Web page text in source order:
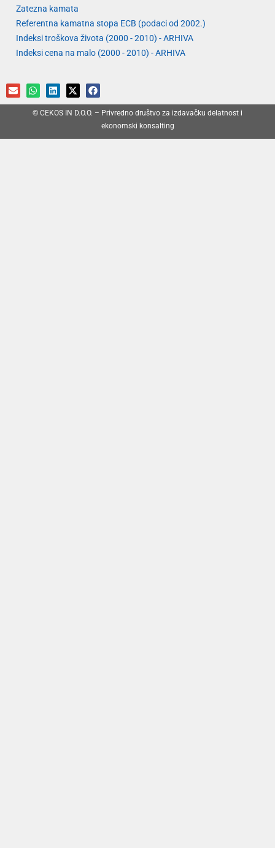
Zatezna kamata
Referentna kamatna stopa ECB (podaci od 2002.)
Indeksi troškova života (2000 - 2010) - ARHIVA
Indeksi cena na malo (2000 - 2010) - ARHIVA
© CEKOS IN D.O.O. – Privredno društvo za izdavačku delatnost i
ekonomski konsalting